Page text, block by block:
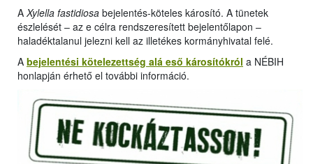
A Xylella fastidiosa bejelentés-köteles károsító. A tünetek
észlelését – az e célra rendszeresített bejelentőlapon –
haladéktalanul jelezni kell az illetékes kormányhivatal felé.
A bejelentési kötelezettség alá eső károsítókról a NÉBIH
honlapján érhető el további információ.